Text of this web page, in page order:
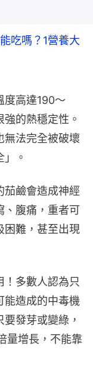
吃嗎？1營養大
度高達190～
的熱穩定性。
無法完全被破壞
。
茄鹼會造成神經
、腹痛，重者可
困難，甚至出現
！多數人認為只
能造成的中毒機
發芽或變綠，
量增長，不能靠